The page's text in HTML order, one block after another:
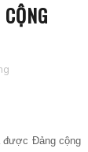
được Đảng cộng